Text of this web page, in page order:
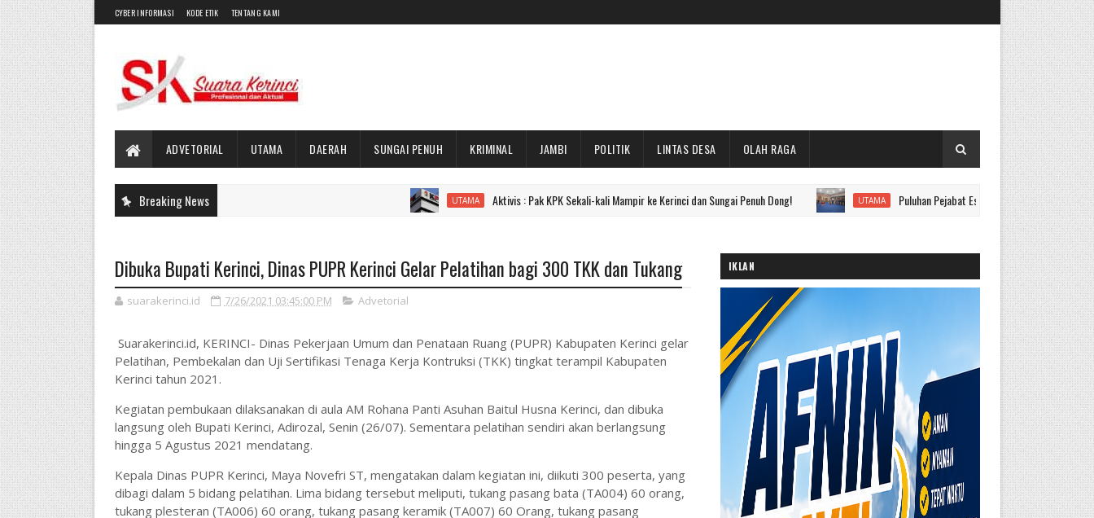
CYBER INFORMASI KODE ETIK TENTANG KAMI
ADVETORIAL UTAMA DAERAH SUNGAI PENUH KRIMINAL JAMBI POLITIK LINTAS DESA OLAH RAGA
Breaking News UTAMA Aktivis : Pak KPK Sekali-kali Mampir ke Kerinci dan Sungai Penuh Dong! UTAMA Puluhan Pejabat Eselon II hingga IV Pemkot Sungai Penuh
Dibuka Bupati Kerinci, Dinas PUPR Kerinci Gelar Pelatihan bagi 300 TKK dan Tukang
suarakerinci.id 7/26/2021 03:45:00 PM Advetorial
Suarakerinci.id, KERINCI- Dinas Pekerjaan Umum dan Penataan Ruang (PUPR) Kabupaten Kerinci gelar
Pelatihan, Pembekalan dan Uji Sertifikasi Tenaga Kerja Kontruksi (TKK) tingkat terampil Kabupaten
Kerinci tahun 2021.
Kegiatan pembukaan dilaksanakan di aula AM Rohana Panti Asuhan Baitul Husna Kerinci, dan dibuka
langsung oleh Bupati Kerinci, Adirozal, Senin (26/07). Sementara pelatihan sendiri akan berlangsung
hingga 5 Agustus 2021 mendatang.
Kepala Dinas PUPR Kerinci, Maya Novefri ST, mengatakan dalam kegiatan ini, diikuti 300 peserta, yang
dibagi dalam 5 bidang pelatihan. Lima bidang tersebut meliputi, tukang pasang bata (TA004) 60 orang,
tukang plesteran (TA006) 60 orang, tukang pasang keramik (TA007) 60 Orang, tukang pasang
IKLAN